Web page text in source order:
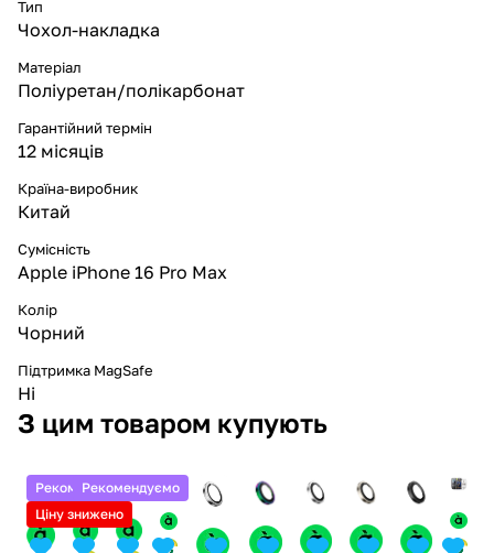
Тип
Чохол-накладка
Матеріал
Поліуретан/полікарбонат
Гарантійний термін
12 місяців
Країна-виробник
Китай
Сумісність
Apple iPhone 16 Pro Max
Колір
Чорний
Підтримка MagSafe
Ні
З цим товаром купують
Рекомендуємо
Ціну знижено
Рекомендуємо